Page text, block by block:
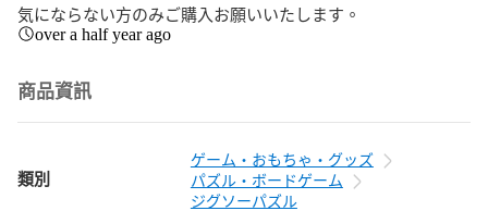
気にならない方のみご購入お願いいたします。
over a half year ago
商品資訊
類別
ゲーム・おもちゃ・グッズ
パズル・ボードゲーム
ジグソーパズル